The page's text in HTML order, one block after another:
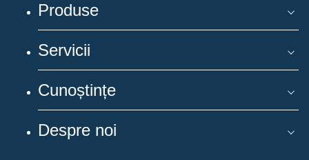
Produse
Servicii
Cunoștințe
Despre noi